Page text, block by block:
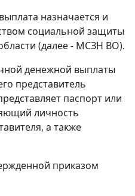
назначается и
социальной защиты
(далее - МСЗН ВО).
денежной выплаты
представитель
паспорт или
личность
а также
приказом